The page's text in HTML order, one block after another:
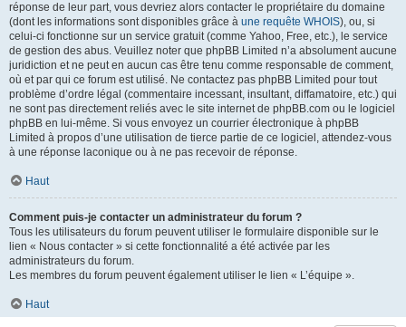
réponse de leur part, vous devriez alors contacter le propriétaire du domaine
(dont les informations sont disponibles grâce à une requête WHOIS), ou, si
celui-ci fonctionne sur un service gratuit (comme Yahoo, Free, etc.), le service
de gestion des abus. Veuillez noter que phpBB Limited n’a absolument aucune
juridiction et ne peut en aucun cas être tenu comme responsable de comment,
où et par qui ce forum est utilisé. Ne contactez pas phpBB Limited pour tout
problème d’ordre légal (commentaire incessant, insultant, diffamatoire, etc.) qui
ne sont pas directement reliés avec le site internet de phpBB.com ou le logiciel
phpBB en lui-même. Si vous envoyez un courrier électronique à phpBB
Limited à propos d’une utilisation de tierce partie de ce logiciel, attendez-vous
à une réponse laconique ou à ne pas recevoir de réponse.
Haut
Comment puis-je contacter un administrateur du forum ?
Tous les utilisateurs du forum peuvent utiliser le formulaire disponible sur le
lien « Nous contacter » si cette fonctionnalité a été activée par les
administrateurs du forum.
Les membres du forum peuvent également utiliser le lien « L’équipe ».
Haut